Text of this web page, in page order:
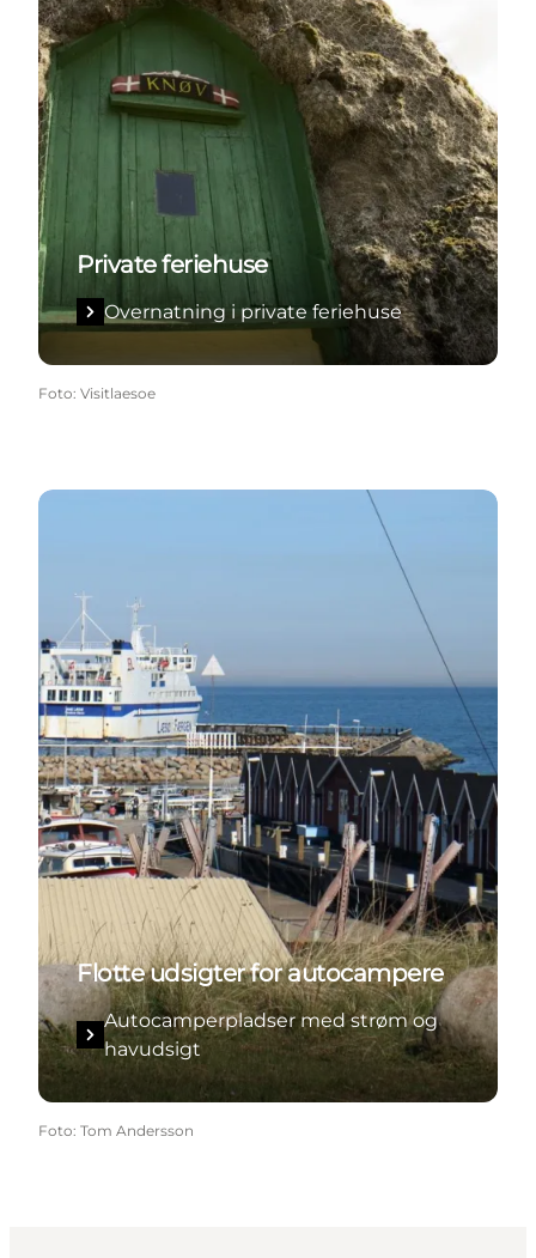
Private feriehuse
Overnatning i private feriehuse
Foto: Visitlaesoe
Autocamperpladser med strøm og havudsigt
Flotte udsigter for autocampere
Autocamperpladser med strøm og
havudsigt
Foto: Tom Andersson